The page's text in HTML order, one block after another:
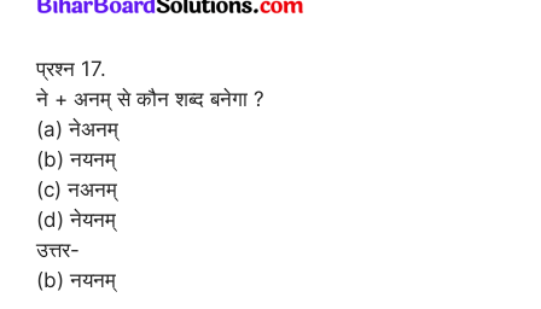
प्रश्न 17.
ने + अनम् से कौन शब्द बनेगा ?
(a) नेअनम्
(b) नयनम्
(c) नअनम्
(d) नेयनम्
उत्तर-
(b) नयनम्